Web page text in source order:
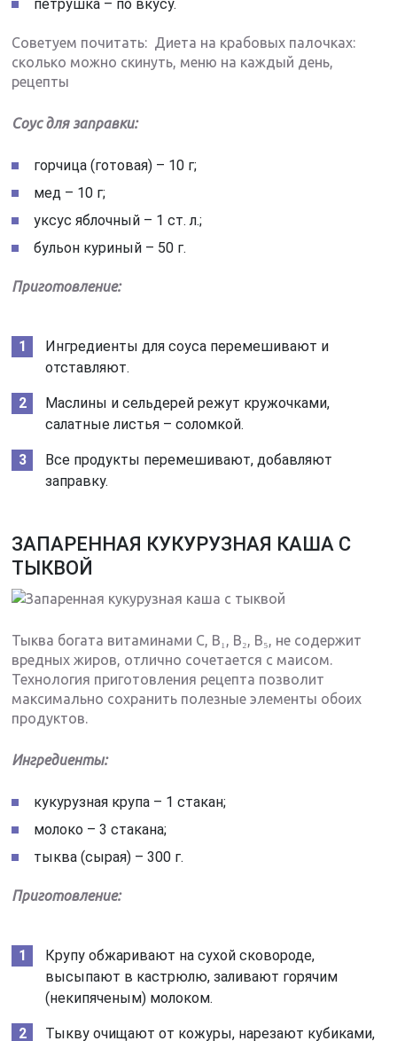
петрушка – по вкусу.
Советуем почитать: Диета на крабовых палочках:
сколько можно скинуть, меню на каждый день,
рецепты
Соус для заправки:
горчица (готовая) – 10 г;
мед – 10 г;
уксус яблочный – 1 ст. л.;
бульон куриный – 50 г.
Приготовление:
Ингредиенты для соуса перемешивают и
отставляют.
Маслины и сельдерей режут кружочками,
салатные листья – соломкой.
Все продукты перемешивают, добавляют
заправку.
ЗАПАРЕННАЯ КУКУРУЗНАЯ КАША С
ТЫКВОЙ
Тыква богата витаминами С, В₁, В₂, В₅, не содержит
вредных жиров, отлично сочетается с маисом.
Технология приготовления рецепта позволит
максимально сохранить полезные элементы обоих
продуктов.
Ингредиенты:
кукурузная крупа – 1 стакан;
молоко – 3 стакана;
тыква (сырая) – 300 г.
Приготовление:
Крупу обжаривают на сухой сковороде,
высыпают в кастрюлю, заливают горячим
(некипяченым) молоком.
Тыкву очищают от кожуры, нарезают кубиками,